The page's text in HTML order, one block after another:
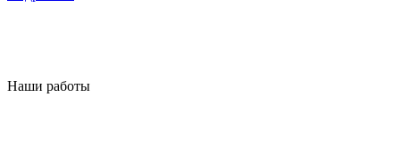
Наши работы